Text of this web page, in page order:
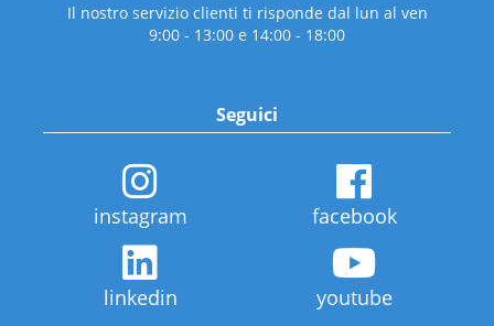
Il nostro servizio clienti ti risponde dal lun al ven
9:00 - 13:00 e 14:00 - 18:00
Seguici
instagram facebook
linkedin youtube